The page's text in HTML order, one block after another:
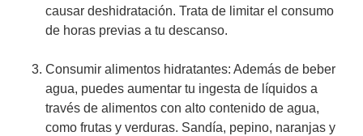
causar deshidratación. Trata de limitar el consumo
de horas previas a tu descanso.
Consumir alimentos hidratantes: Además de beber
agua, puedes aumentar tu ingesta de líquidos a
través de alimentos con alto contenido de agua,
como frutas y verduras. Sandía, pepino, naranjas y